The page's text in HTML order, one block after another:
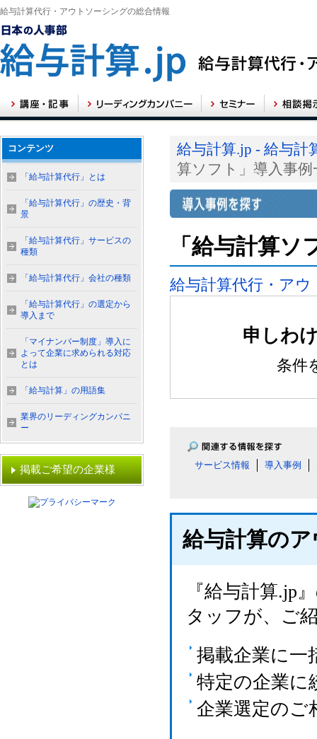
給与計算代行・アウトソーシングの総合情報
給与計算.jp - 給与
算ソフト」導入事例
「給与計算
給与計算代行・ア
申しわ
条件
サービス情報 導入事例
給与計算の
『給与計算.jp
タッフが、ご
掲載企業に一
特定の企業に
企業選定のご
コンテンツ
「給与計算代行」とは
「給与計算代行」の歴史・背
景
「給与計算代行」サービスの
種類
「給与計算代行」会社の種類
「給与計算代行」の選定から
導入まで
「マイナンバー制度」導入に
よって企業に求められる対応
とは
「給与計算」の用語集
業界のリーディングカンパニ
ー
掲載ご希望の企業様